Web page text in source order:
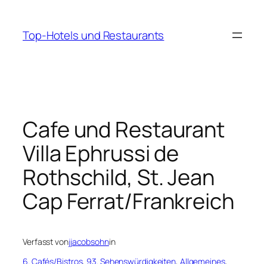
springen
Top-Hotels und Restaurants
Cafe und Restaurant
Villa Ephrussi de
Rothschild, St. Jean
Cap Ferrat/Frankreich
Verfasst vonjjacobsohnin
6. Cafés/Bistros, 93. Sehenswürdigkeiten, Allgemeines